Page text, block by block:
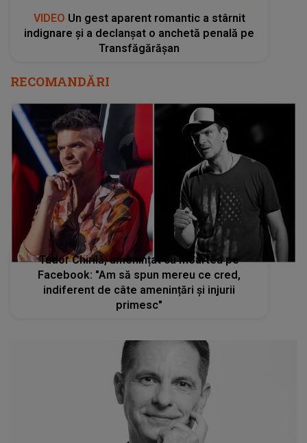
VIDEO Un gest aparent romantic a stârnit
indignare și a declanșat o anchetă penală pe
Transfăgărășan
RECOMANDĂRI
Tudor Chirilă, amenințat cu moartea pe
Facebook: "Am să spun mereu ce cred,
indiferent de câte amenințări și injurii
primesc"